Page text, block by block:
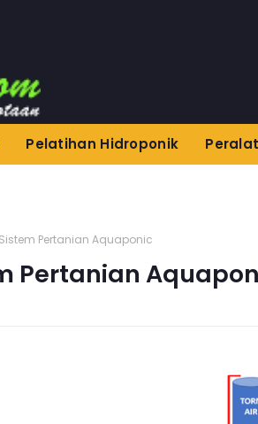
Pelatihan Hidroponik
Pertanian Aquaponic
Pertanian